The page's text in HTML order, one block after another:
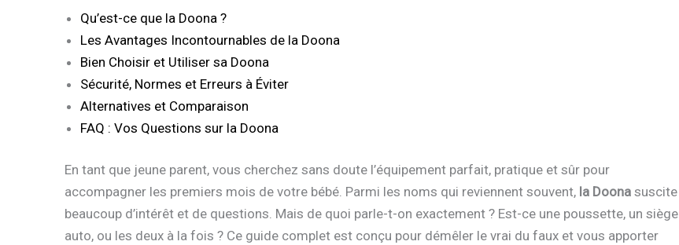
Qu’est-ce que la Doona ?
Les Avantages Incontournables de la Doona
Bien Choisir et Utiliser sa Doona
Sécurité, Normes et Erreurs à Éviter
Alternatives et Comparaison
FAQ : Vos Questions sur la Doona
En tant que jeune parent, vous cherchez sans doute l’équipement parfait, pratique et sûr pour
accompagner les premiers mois de votre bébé. Parmi les noms qui reviennent souvent, la Doona suscite
beaucoup d’intérêt et de questions. Mais de quoi parle-t-on exactement ? Est-ce une poussette, un siège
auto, ou les deux à la fois ? Ce guide complet est conçu pour démêler le vrai du faux et vous apporter